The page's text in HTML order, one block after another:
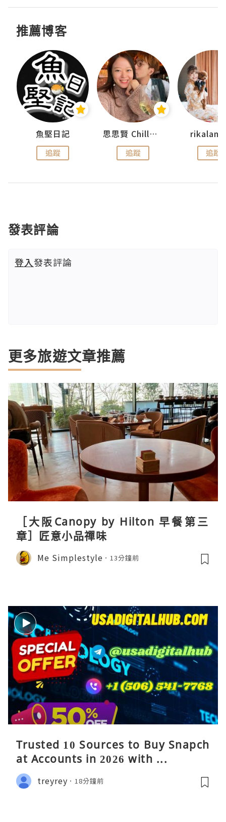
推薦博客
魚堅日記
追蹤
思思賢 ChillMyBabe
追蹤 追蹤
發表評論
登入發表評論
更多旅遊文章推薦
［大阪Canopy by Hilton 早餐第三
章］匠意小品禪味
Me Simplestyle 13分鐘前
Trusted 10 Sources to Buy Snapch
at Accounts in 2026 with ...
treyrey 18分鐘前